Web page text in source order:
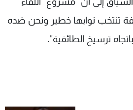
تنتخب نوابها خطير ونحن ضده
ترسيخ الطائفية".